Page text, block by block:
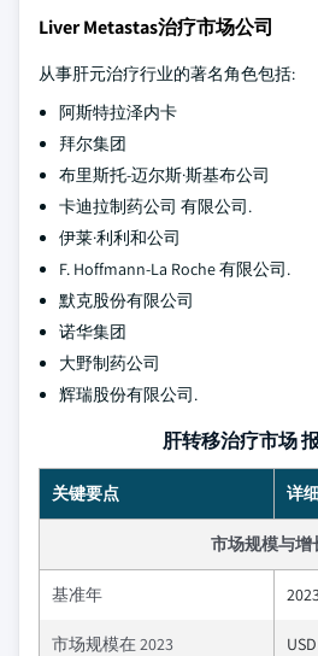
Liver Metastas治疗市场公司
从事肝元治疗行业的著名角色包括:
阿斯特拉泽内卡
拜尔集团
布里斯托-迈尔斯·斯基布公司
卡迪拉制药公司 有限公司.
伊莱·利利和公司
F. Hoffmann-La Roche 有限公司.
默克股份有限公司
诺华集团
大野制药公司
辉瑞股份有限公司.
肝转移治疗市场
关键要点 详
市场规模与增
基准年
市场规模在 2023